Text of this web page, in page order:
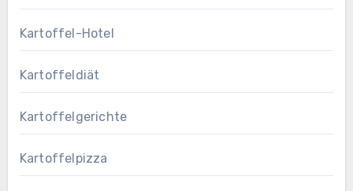
Kartoffel-Hotel
Kartoffeldiät
Kartoffelgerichte
Kartoffelpizza